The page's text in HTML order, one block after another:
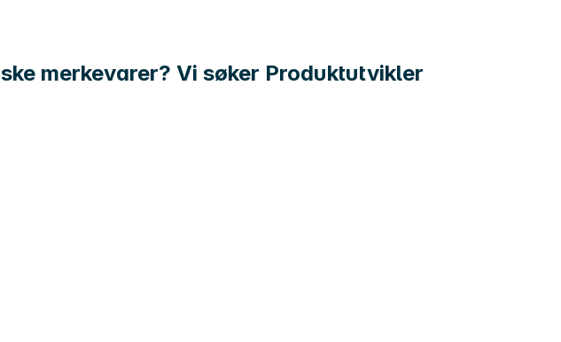
merkevarer? Vi søker Produktutvikler